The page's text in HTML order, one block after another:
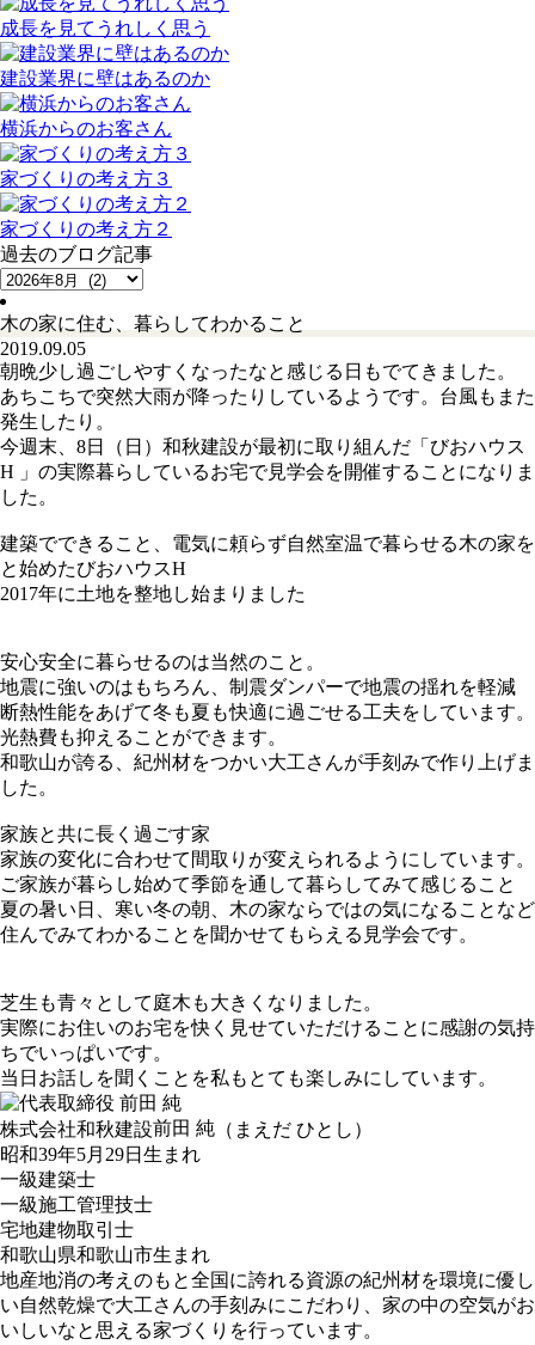
成長を見てうれしく思う
建設業界に壁はあるのか
横浜からのお客さん
家づくりの考え方３
家づくりの考え方２
過去のブログ記事
木の家に住む、暮らしてわかること
2019.09.05
朝晩少し過ごしやすくなったなと感じる日もでてきました。
あちこちで突然大雨が降ったりしているようです。台風もまた
発生したり。
今週末、8日（日）和秋建設が最初に取り組んだ「びおハウス
H 」の実際暮らしているお宅で見学会を開催することになりま
した。
建築でできること、電気に頼らず自然室温で暮らせる木の家を
と始めたびおハウスH
2017年に土地を整地し始まりました
安心安全に暮らせるのは当然のこと。
地震に強いのはもちろん、制震ダンパーで地震の揺れを軽減
断熱性能をあげて冬も夏も快適に過ごせる工夫をしています。
光熱費も抑えることができます。
和歌山が誇る、紀州材をつかい大工さんが手刻みで作り上げま
した。
家族と共に長く過ごす家
家族の変化に合わせて間取りが変えられるようにしています。
ご家族が暮らし始めて季節を通して暮らしてみて感じること
夏の暑い日、寒い冬の朝、木の家ならではの気になることなど
住んでみてわかることを聞かせてもらえる見学会です。
芝生も青々として庭木も大きくなりました。
実際にお住いのお宅を快く見せていただけることに感謝の気持
ちでいっぱいです。
当日お話しを聞くことを私もとても楽しみにしています。
株式会社和秋建設前田 純 （まえだ ひとし）
昭和39年5月29日生まれ
一級建築士
一級施工管理技士
宅地建物取引士
和歌山県和歌山市生まれ
地産地消の考えのもと全国に誇れる資源の紀州材を環境に優し
い自然乾燥で大工さんの手刻みにこだわり、家の中の空気がお
いしいなと思える家づくりを行っています。